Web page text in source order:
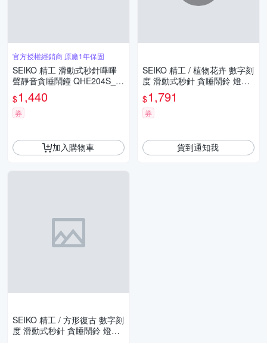
官方授權經銷商 原廠1年保固
SEIKO 精工 滑動式秒針嗶嗶
聲靜音貪睡鬧鐘 QHE204S_S
K045
$1,440
券
加入購物車
SEIKO 精工 / 植物花卉 數字刻
度 滑動式秒針 貪睡鬧鈴 燈光
夜光 靜音鬧鐘-白色#QHP012
W/SK048
$1,791
券
貨到通知我
SEIKO 精工 / 方形復古 數字刻
度 滑動式秒針 貪睡鬧鈴 燈光